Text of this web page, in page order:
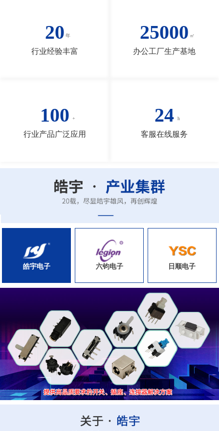
20
行业经验丰富
25000
办公工厂生产基地
100
行业产品广泛应用
24
客服在线服务
皓宇电子 六钧电子 日顺电子